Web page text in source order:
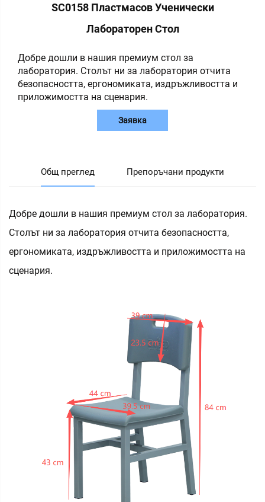
SC0158 Пластмасов Ученически
Лабораторен Стол
Добре дошли в нашия премиум стол за
лаборатория. Столът ни за лаборатория отчита
безопасността, ергономиката, издръжливостта и
приложимостта на сценария.
Заявка
Общ преглед Препоръчани продукти
Добре дошли в нашия премиум стол за лаборатория.
Столът ни за лаборатория отчита безопасността,
ергономиката, издръжливостта и приложимостта на
сценария.